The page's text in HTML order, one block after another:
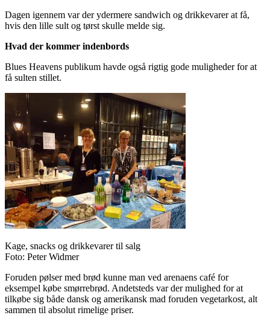
Dagen igennem var der ydermere sandwich og drikkevarer at få,
hvis den lille sult og tørst skulle melde sig.
Hvad der kommer indenbords
Blues Heavens publikum havde også rigtig gode muligheder for at
få sulten stillet.
Kage, snacks og drikkevarer til salg
Foto: Peter Widmer
Foruden pølser med brød kunne man ved arenaens café for
eksempel købe smørrebrød. Andetsteds var der mulighed for at
tilkøbe sig både dansk og amerikansk mad foruden vegetarkost, alt
sammen til absolut rimelige priser.